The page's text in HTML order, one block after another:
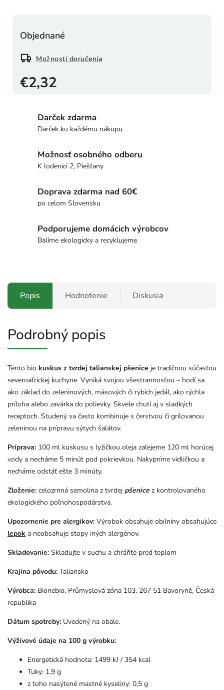
€2,32
Objednané
Možnosti doručenia
Darček zdarma
Darček ku každému nákupu
Možnosť osobného odberu
K lodenici 2, Piešťany
Doprava zdarma nad 60€
po celom Slovensku
Podporujeme domácich výrobcov
Balíme ekologicky a recyklujeme
Popis Hodnotenie Diskusia
Podrobný popis
Tento bio kuskus z tvrdej talianskej pšenice je tradičnou súčasťou
severoafrickej kuchyne. Vyniká svojou všestrannosťou – hodí sa
ako základ do zeleninových, mäsových či rybích jedál, ako rýchla
príloha alebo zavárka do polievky. Skvele chutí aj v sladkých
receptoch. Studený sa často kombinuje s čerstvou či grilovanou
zeleninou na prípravu sýtych šalátov.
Príprava: 100 ml kuskusu s lyžičkou oleja zalejeme 120 ml horúcej
vody a necháme 5 minút pod pokrievkou. Nakypríme vidličkou a
necháme odstáť ešte 3 minúty.
Zloženie: celozrnná semolina z tvrdej pšenicez kontrolovaného
ekologického poľnohospodárstva.
Upozornenie pre alergikov: Výrobok obsahuje obilniny obsahujúce
lepok a neobsahuje stopy iných alergénov.
Skladovanie: Skladujte v suchu a chráňte pred teplom
Krajina pôvodu: Taliansko
Výrobca: Bionebio, Průmyslová zóna 103, 267 51 Bavoryně, Česká
republika
Dátum spotreby: Uvedený na obale.
Výživové údaje na 100 g výrobku:
Energetická hodnota: 1499 kJ / 354 kcal
Tuky: 1,9 g
z toho nasýtené mastné kyseliny: 0,5 g